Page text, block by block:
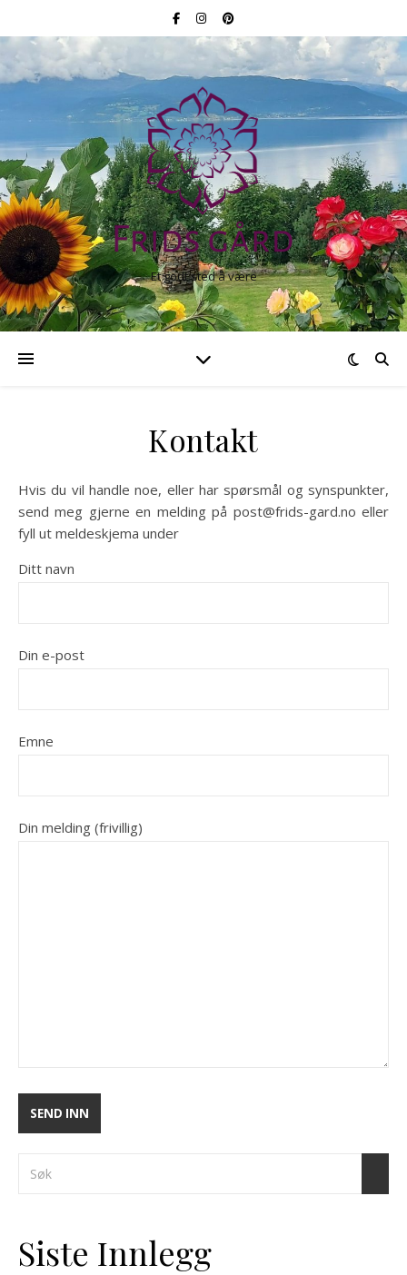
Et godt sted å være
Kontakt
Hvis du vil handle noe, eller har spørsmål og synspunkter,
send meg gjerne en melding på post@frids-gard.no eller
fyll ut meldeskjema under
Ditt navn
Din e-post
Emne
Din melding (frivillig)
Siste Innlegg